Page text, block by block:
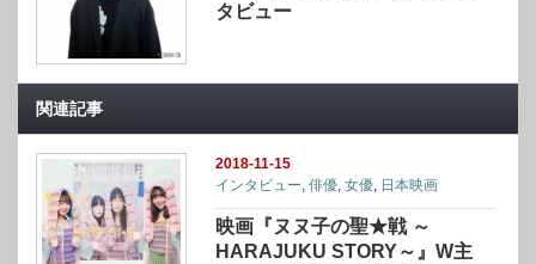
タビュー
関連記事
2018-11-15
インタビュー ,俳優 ,女優 日本映画
映画『ヌヌ子の聖★戦 ～
HARAJUKU STORY～』W主